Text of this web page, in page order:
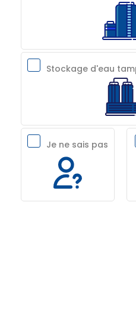
Stockage d'eau
Je ne sais pas